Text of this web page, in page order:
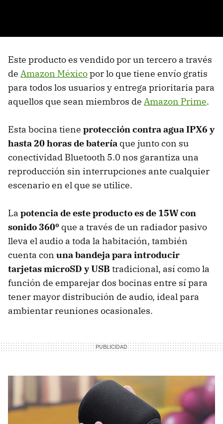
Este producto es vendido por un tercero a través
de Amazon Méxicopor lo que tiene envío gratis
para todos los usuarios y entrega prioritaria para
aquellos que sean miembros de Amazon Prime.
Esta bocina tiene protección contra agua IPX6 y
hasta 20 horas de batería que junto con su
conectividad Bluetooth 5.0 nos garantiza una
reproducción sin interrupciones ante cualquier
escenario en el que se utilice.
La potencia de este producto es de 15W con
sonido 360º que a través de un radiador pasivo
lleva el audio a toda la habitación, también
cuenta con una bandeja para introducir
tarjetas microSD y USB tradicional, así como la
función de emparejar dos bocinas entre sí para
tener mayor distribución de audio, ideal para
ambientar reuniones ocasionales.